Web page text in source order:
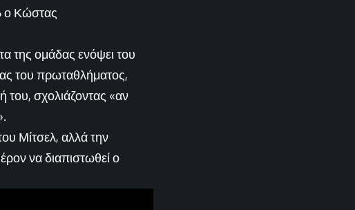
ο Κώστας
της ομάδας ενόψει του
του πρωταθλήματος,
του, σχολιάζοντας «αν
Μίτσελ, αλλά την
να διαπιστωθεί ο